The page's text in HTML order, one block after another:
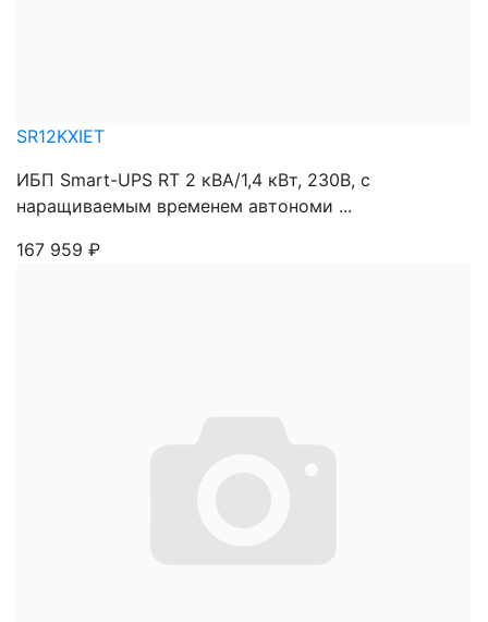
SR12KXIET
ИБП Smart-UPS RT 2 кВА/1,4 кВт, 230В, с
наращиваемым временем автономи ...
167 959 ₽